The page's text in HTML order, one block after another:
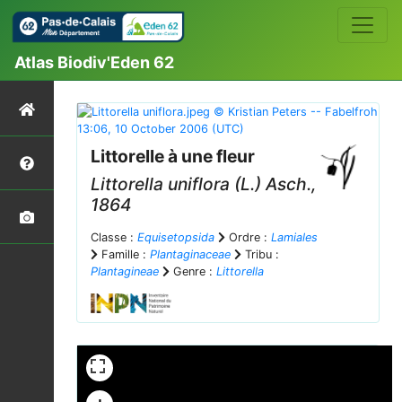
Atlas Biodiv'Eden 62
Littorelle à une fleur
Littorella uniflora (L.) Asch.,
1864
Classe : Equisetopsida Ordre : Lamiales
Famille : Plantaginaceae
Tribu :
Plantagineae
Genre : Littorella